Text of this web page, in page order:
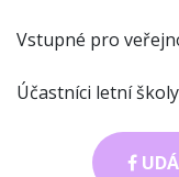
Vstupné pro
Účastníci letní